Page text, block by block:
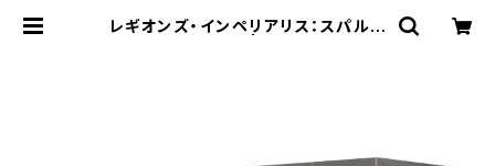
レギオンズ・インペリアリス：スパルタ